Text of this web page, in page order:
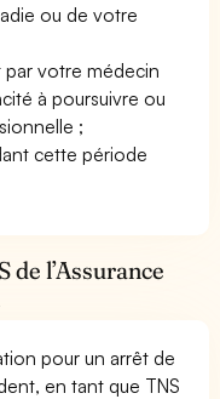
ou de votre
par votre médecin
à poursuivre ou
;
cette période
l’Assurance
pour un arrêt de
en tant que TNS